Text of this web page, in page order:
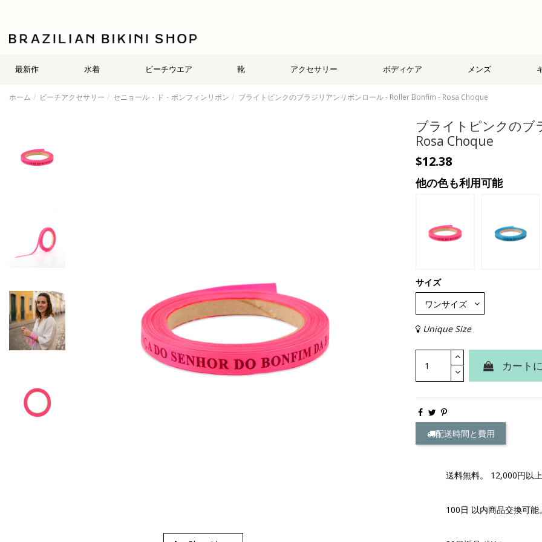
最新作 水着 ビーチウエア 靴 アクセサリー ボディケア メンズ
ホーム ビーチアクセサリー セニョール・ド・ボンフィンリボン ブライトピンクのブラジリアンリボンロール - Roller Bonfim - Rosa Choque
ブライトピンクのブ
Rosa Choque
$12.38
他の色も利用可能
サイズ
Unique Size
カート
配送時間と費用
送料無料。 12,000円以上
100日 以内商品交換可能。